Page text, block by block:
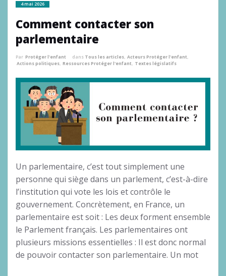
4 mai 2026
Comment contacter son
parlementaire
Par Protéger l'enfant dans Tous les articles, Acteurs Protéger l'enfant,
Actions politiques, Ressources Protéger l'enfant, Textes législatifs
Un parlementaire, c’est tout simplement une
personne qui siège dans un parlement, c’est-à-dire
l’institution qui vote les lois et contrôle le
gouvernement. Concrètement, en France, un
parlementaire est soit : Les deux forment ensemble
le Parlement français. Les parlementaires ont
plusieurs missions essentielles : Il est donc normal
de pouvoir contacter son parlementaire. Un mot